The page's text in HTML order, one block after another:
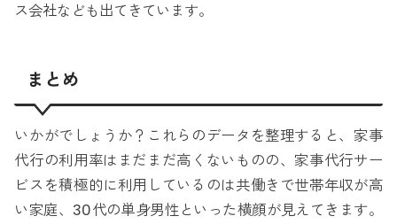
ス会社なども出てきています。
まとめ
いかがでしょうか？これらのデータを整理すると、家事
代行の利用率はまだまだ高くないものの、家事代行サー
ビスを積極的に利用しているのは共働きで世帯年収が高
い家庭、30代の単身男性といった横顔が見えてきます。